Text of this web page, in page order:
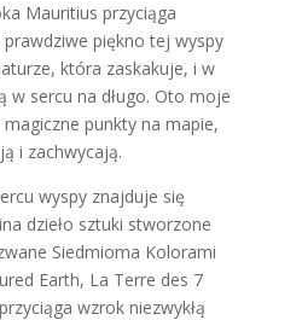
Mauritius przyciąga
piękno tej wyspy
która zaskakuje, i w
w sercu na długo. Oto moje
punkty na mapie,
i zachwycają.
wyspy znajduje się
dzieło sztuki stworzone
Siedmioma Kolorami
Earth, La Terre des 7
wzrok niezwykłą